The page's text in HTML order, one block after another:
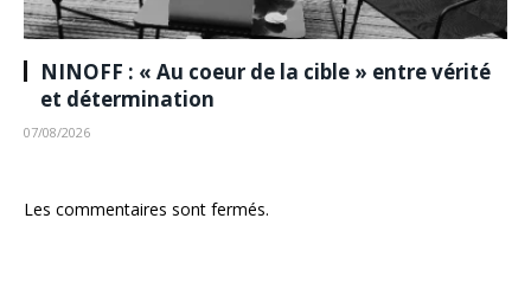
NINOFF : « Au coeur de la cible » entre vérité
et détermination
07/08/2026
Les commentaires sont fermés.